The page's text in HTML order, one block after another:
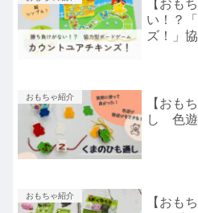
【おも
い！？
ズ！」
おもちゃ紹介
【おも
し 色遊
おもちゃ紹介
【おも